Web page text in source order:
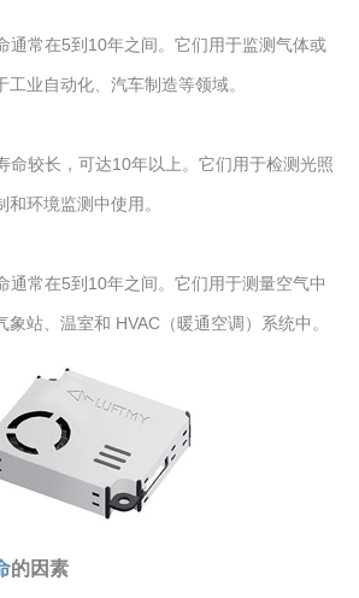
通常在5到10年之间。它们用于监测气体或
业自动化、汽车制造等领域。
命较长，可达10年以上。它们用于检测光照
环境监测中使用。
通常在5到10年之间。它们用于测量空气中
站、温室和 HVAC（暖通空调）系统中。
的因素